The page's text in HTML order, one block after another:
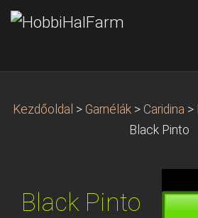
Kezdőoldal > Garnélák > Caridina >
Black Pinto
Black Pinto